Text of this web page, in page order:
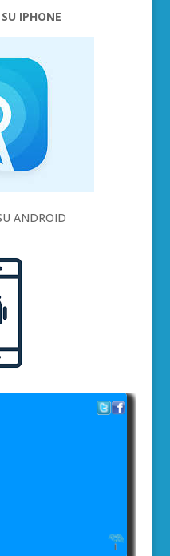
IPHONE
ANDROID